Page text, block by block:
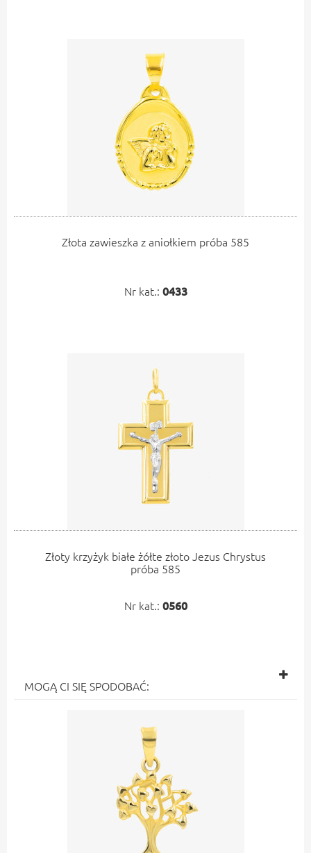
Złota zawieszka z aniołkiem próba 585
Nr kat.: 0433
Złoty krzyżyk białe żółte złoto Jezus Chrystus
próba 585
Nr kat.: 0560
MOGĄ CI SIĘ SPODOBAĆ: